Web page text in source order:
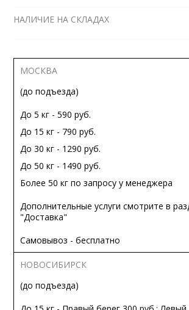
НАЛИЧИЕ НА СКЛАДАХ
МОСКВА
(до подъезда)
До 5 кг - 590 руб.
До 15 кг - 790 руб.
До 30 кг - 1290 руб.
До 50 кг - 1490 руб.
Более 50 кг по запросу у менеджера
Дополнительные услуги смотрите в
"Доставка"
Самовывоз - бесплатно
НОВОСИБИРСК
(до подъезда)